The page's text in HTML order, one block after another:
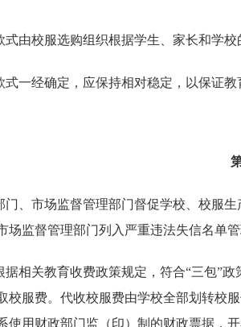
由校服选购组织根据学生、家长和学
一经确定，应保持相对稳定，以保证教
、市场监督管理部门督促学校、校服
场监督管理部门列入严重违法失信名单
相关教育收费政策规定，符合“三包”政
校服费。代收校服费由学校全部划转校
用财政部门监（印）制的财政票据，